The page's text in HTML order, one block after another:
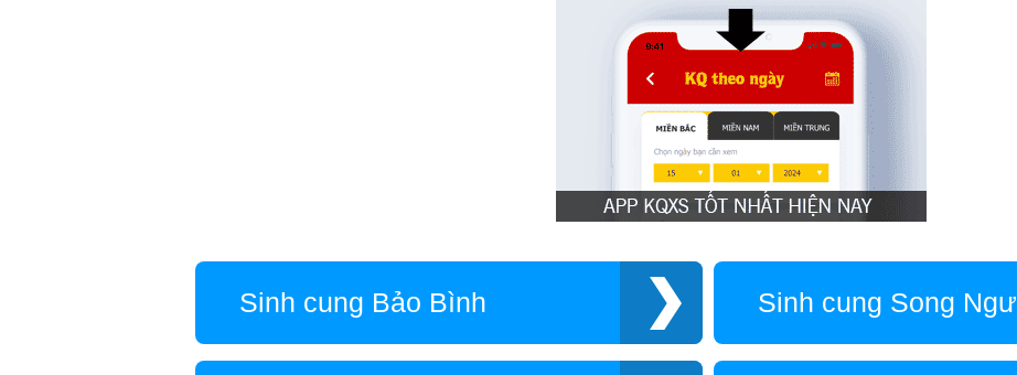
Sinh cung Bảo Bình Sinh cung Song Ngư